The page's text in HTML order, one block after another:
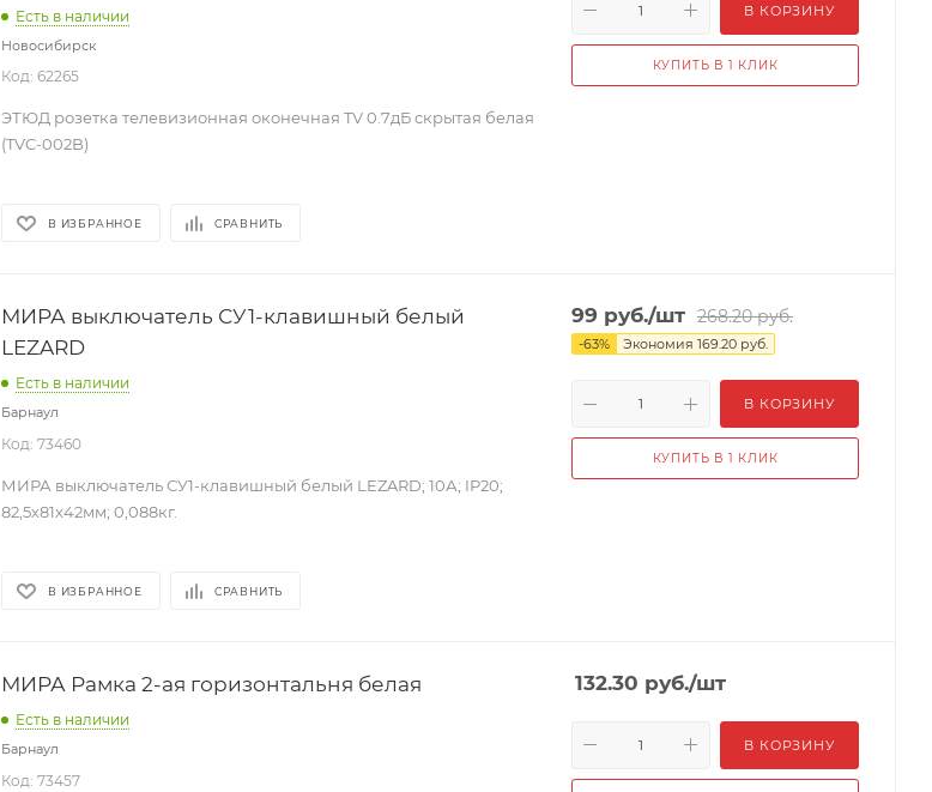
Есть в наличии
Новосибирск
Код: 62265
ЭТЮД розетка телевизионная оконечная TV 0.7дБ скрытая белая
(TVC-002B)
В ИЗБРАННОЕ СРАВНИТЬ
В КОРЗИНУ
КУПИТЬ В 1 КЛИК
МИРА выключатель СУ1-клавишный белый
LEZARD
Есть в наличии
Барнаул
Код: 73460
МИРА выключатель СУ1-клавишный белый LEZARD; 10А; IP20;
82,5х81х42мм; 0,088кг.
В ИЗБРАННОЕ СРАВНИТЬ
99 руб./шт 268.20руб.
-63% Экономия 169.20 руб.
В КОРЗИНУ
КУПИТЬ В 1 КЛИК
МИРА Рамка 2-ая горизонтальня белая
Есть в наличии
Барнаул
Код: 73457
132.30 руб./шт
В КОРЗИНУ